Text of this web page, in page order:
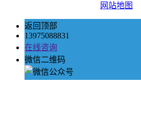
网站地图
返回顶部
13975088831
在线咨询
微信二维码